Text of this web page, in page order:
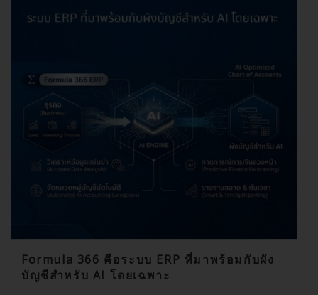
Formula 366 คือระบบ ERP ที่มาพร้อมกับผัง
บัญชีสำหรับ AI โดยเฉพาะ